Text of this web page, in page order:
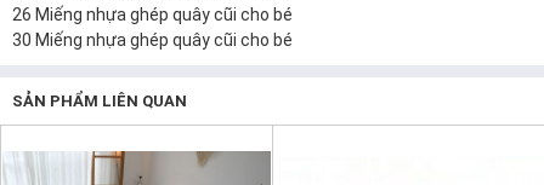
26 Miếng nhựa ghép quây cũi cho bé
30 Miếng nhựa ghép quây cũi cho bé
SẢN PHẨM LIÊN QUAN